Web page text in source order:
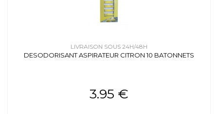
LIVRAISON SOUS 24H/48H
DESODORISANT ASPIRATEUR CITRON 10 BATONNETS
3.95 €